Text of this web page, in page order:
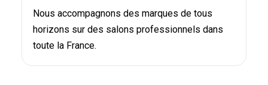
Nous accompagnons des marques de tous
horizons sur des salons professionnels dans
toute la France.